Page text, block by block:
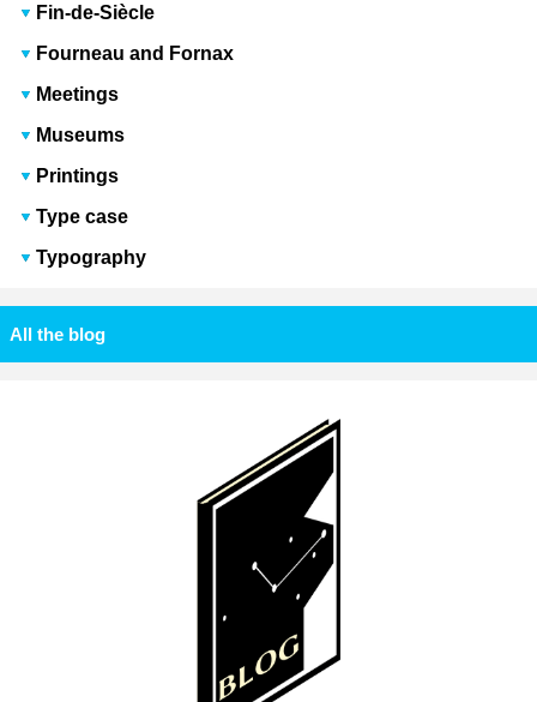
Fin-de-Siècle
Fourneau and Fornax
Meetings
Museums
Printings
Type case
Typography
All the blog